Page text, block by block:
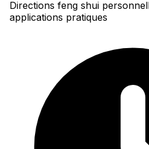
Directions feng shui
applications pratiques